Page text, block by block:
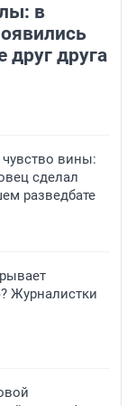
в
друга
вины:
сделал
разведбате
Журналистки